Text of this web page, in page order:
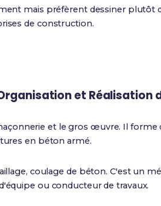
mais préfèrent dessiner plutôt
de construction.
et
et le gros œuvre. Il forme
en béton armé.
coulage de béton. C'est un
ou conducteur de travaux.